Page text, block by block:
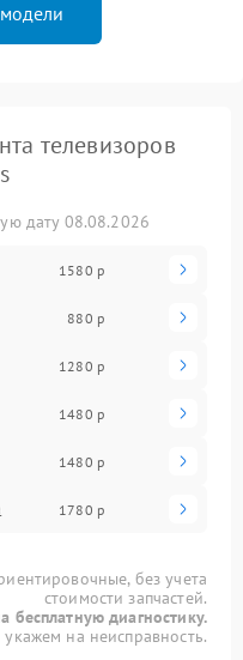
телевизоров
дату 08.08.2026
1580 р
880 р
1280 р
1480 р
1480 р
1780 р
без учета
стоимости запчастей.
бесплатную диагностику.
на неисправность.